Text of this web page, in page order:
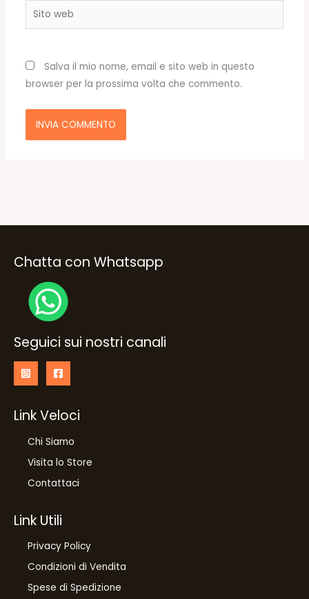
Sito
web
Salva il mio nome, email e sito web in questo
browser per la prossima volta che commento.
Chatta con Whatsapp
Seguici sui nostri canali
Link Veloci
Chi Siamo
Visita lo Store
Contattaci
Link Utili
Privacy Policy
Condizioni di Vendita
Spese di Spedizione